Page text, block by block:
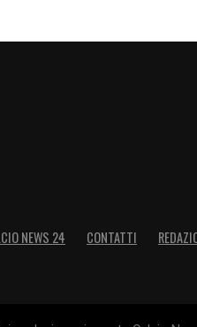
NEWS 24 CONTATTI